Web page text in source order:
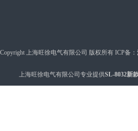
Copyright 上海旺徐电气有限公司 版权所有 ICP备：
上海旺徐电气有限公司专业提供SL-8032新